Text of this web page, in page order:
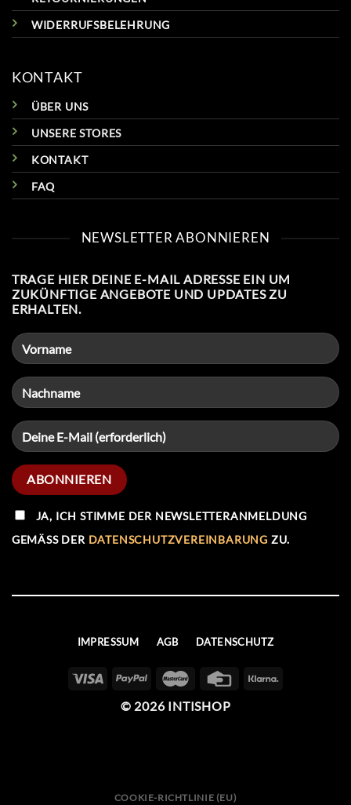
WIDERRUFSBELEHRUNG
KONTAKT
ÜBER UNS
UNSERE STORES
KONTAKT
FAQ
NEWSLETTER ABONNIEREN
TRAGE HIER DEINE E-MAIL ADRESSE EIN UM
ZUKÜNFTIGE ANGEBOTE UND UPDATES ZU
ERHALTEN.
JA, ICH STIMME DER NEWSLETTERANMELDUNG
GEMÄSS DER DATENSCHUTZVEREINBARUNG ZU.
IMPRESSUM AGB DATENSCHUTZ
© 2026 INTISHOP
COOKIE-RICHTLINIE (EU)